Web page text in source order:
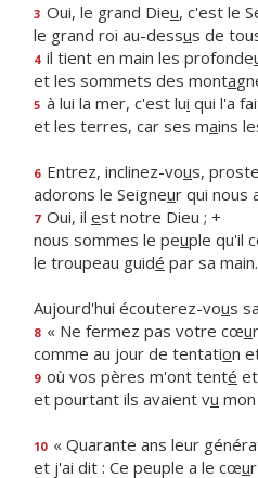
3 Oui, le grand Dieu, c'est le
le grand roi au-dessus de
4 il tient en main les profonde
et les sommets des monta
5 à lui la mer, c'est lui qui l'a
et les terres, car ses mains
6 Entrez, inclinez-vous,
adorons le Seigneur qui nous
7 Oui, il est notre Dieu ; +
nous sommes le peuple qu'il
le troupeau guidé par sa main.
Aujourd'hui écouterez-vous
8 « Ne fermez pas votre cœu
comme au jour de tentation
9 où vos pères m'ont tenté
et pourtant ils avaient vu
10 « Quarante ans leur
et j'ai dit : Ce peuple a le cœu